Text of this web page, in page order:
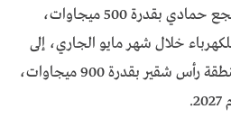
الشمسية “أوبليسك” بمدينة نجع حمادي بقدرة 500 ميجاوات،
خلال شهر مايو الجاري، إلى
جانب مشروع طاقة الرياح بمنطقة رأس شقير بقدرة 900 ميجاوات،